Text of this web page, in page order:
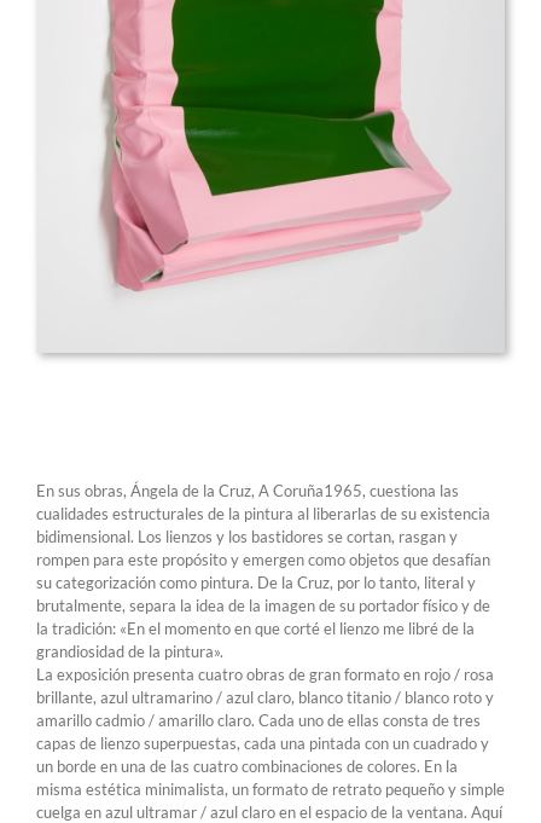
En sus obras, Ángela de la Cruz, A Coruña1965, cuestiona las
cualidades estructurales de la pintura al liberarlas de su existencia
bidimensional. Los lienzos y los bastidores se cortan, rasgan y
rompen para este propósito y emergen como objetos que desafían
su categorización como pintura. De la Cruz, por lo tanto, literal y
brutalmente, separa la idea de la imagen de su portador físico y de
la tradición: «En el momento en que corté el lienzo me libré de la
grandiosidad de la pintura».
La exposición presenta cuatro obras de gran formato en rojo / rosa
brillante, azul ultramarino / azul claro, blanco titanio / blanco roto y
amarillo cadmio / amarillo claro. Cada uno de ellas consta de tres
capas de lienzo superpuestas, cada una pintada con un cuadrado y
un borde en una de las cuatro combinaciones de colores. En la
misma estética minimalista, un formato de retrato pequeño y simple
cuelga en azul ultramar / azul claro en el espacio de la ventana. Aquí